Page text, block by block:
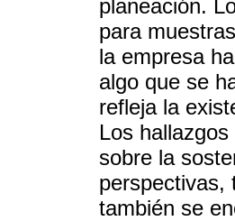
planeación.
para
la empresa
algo que se
refleja la
Los
sobre la
perspectivas,
también se